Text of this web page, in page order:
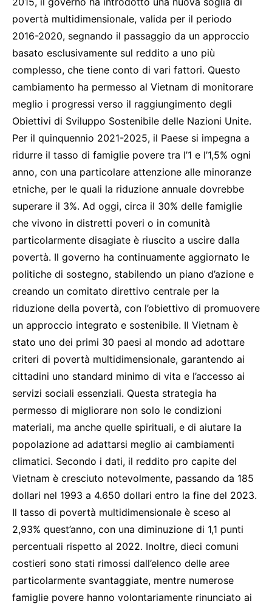
povertà multidimensionale, valida per il periodo
2016-2020, segnando il passaggio da un approccio
basato esclusivamente sul reddito a uno più
complesso, che tiene conto di vari fattori. Questo
cambiamento ha permesso al Vietnam di monitorare
meglio i progressi verso il raggiungimento degli
Obiettivi di Sviluppo Sostenibile delle Nazioni Unite.
Per il quinquennio 2021-2025, il Paese si impegna a
ridurre il tasso di famiglie povere tra l’1 e l’1,5% ogni
anno, con una particolare attenzione alle minoranze
etniche, per le quali la riduzione annuale dovrebbe
superare il 3%. Ad oggi, circa il 30% delle famiglie
che vivono in distretti poveri o in comunità
particolarmente disagiate è riuscito a uscire dalla
povertà. Il governo ha continuamente aggiornato le
politiche di sostegno, stabilendo un piano d’azione e
creando un comitato direttivo centrale per la
riduzione della povertà, con l’obiettivo di promuovere
un approccio integrato e sostenibile. Il Vietnam è
stato uno dei primi 30 paesi al mondo ad adottare
criteri di povertà multidimensionale, garantendo ai
cittadini uno standard minimo di vita e l’accesso ai
servizi sociali essenziali. Questa strategia ha
permesso di migliorare non solo le condizioni
materiali, ma anche quelle spirituali, e di aiutare la
popolazione ad adattarsi meglio ai cambiamenti
climatici. Secondo i dati, il reddito pro capite del
Vietnam è cresciuto notevolmente, passando da 185
dollari nel 1993 a 4.650 dollari entro la fine del 2023.
Il tasso di povertà multidimensionale è sceso al
2,93% quest’anno, con una diminuzione di 1,1 punti
percentuali rispetto al 2022. Inoltre, dieci comuni
costieri sono stati rimossi dall’elenco delle aree
particolarmente svantaggiate, mentre numerose
famiglie povere hanno volontariamente rinunciato ai